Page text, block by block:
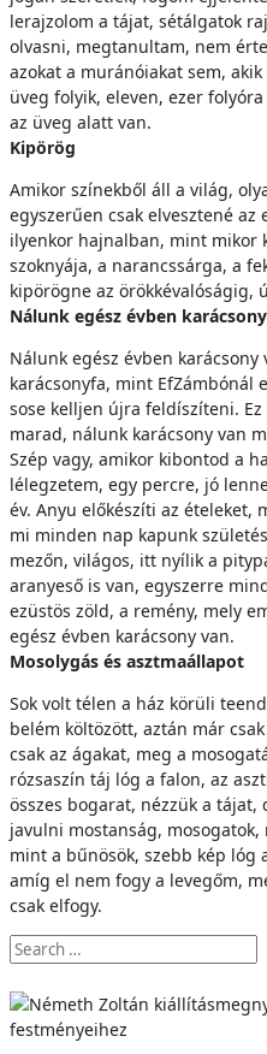
lerajzolom a tájat, sétálgatok
olvasni, megtanultam, nem
azokat a muránóiakat sem,
üveg folyik, eleven, ezer
az üveg alatt van.
Kipörög
Amikor színekből áll a világ,
egyszerűen csak elvesztené az
ilyenkor hajnalban, mint mikor
szoknyája, a narancssárga, a
kipörögne az örökkévalóságig,
Nálunk egész évben
Nálunk egész évben
karácsonyfa, mint EfZámbónál
sose kelljen újra feldíszíteni.
marad, nálunk karácsony van
Szép vagy, amikor kibontod a
lélegzetem, egy percre, jó
év. Anyu előkészíti az
mi minden nap kapunk
mezőn, világos, itt nyílik a
aranyeső is van, egyszerre
ezüstös zöld, a remény, mely
egész évben karácsony van.
Mosolygás és asztmaállapot
Sok volt télen a ház körüli
belém költözött, aztán már
csak az ágakat, meg a
rózsaszín táj lóg a falon, az
összes bogarat, nézzük a
javulni mostanság,
mint a bűnösök, szebb kép lóg
amíg el nem fogy a levegőm,
csak elfogy.